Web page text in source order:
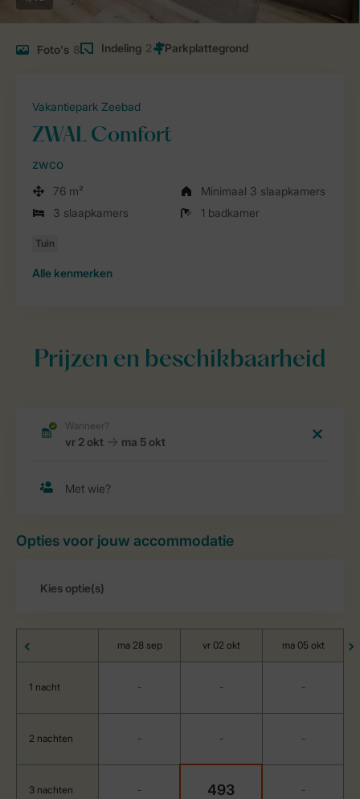
Foto's 8 Indeling 2
Vakantiepark Zeebad
ZWAL Comfort
zwco
76 m²
Minimaal 3 slaapkamers
3 slaapkamers
1 badkamer
Alle kenmerken
Prijzen en beschikbaarheid
Opties voor jouw accommodatie
ma 28 sep vr 02 okt ma 05 okt
1 nacht - - -
2 nachten - - -
3 nachten - 493 -